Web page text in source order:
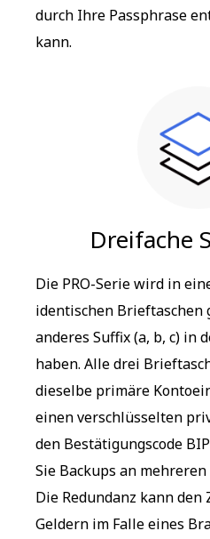
durch Ihre Passphrase
kann.
Dreifache
Die PRO-Serie wird in
identischen
anderes Suffix (a, b, c) in
haben. Alle drei
dieselbe primäre
einen verschlüsselten
den Bestätigungscode
Sie Backups an
Die Redundanz kann den
Geldern im Falle eines